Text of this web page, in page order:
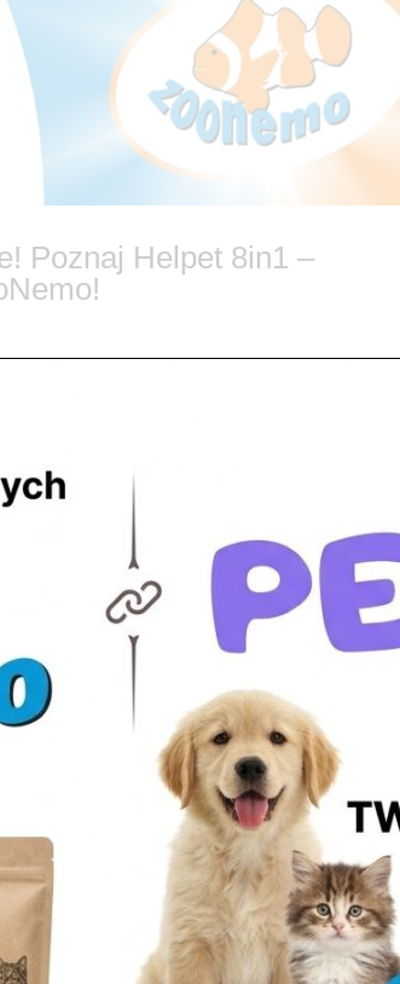
Poznaj Helpet 8in1 –